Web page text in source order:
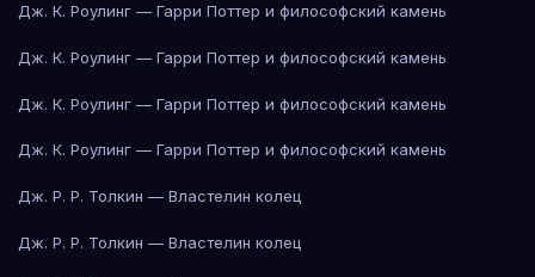
Дж. К. Роулинг — Гарри Поттер и философский камень
Дж. К. Роулинг — Гарри Поттер и философский камень
Дж. К. Роулинг — Гарри Поттер и философский камень
Дж. К. Роулинг — Гарри Поттер и философский камень
Дж. Р. Р. Толкин — Властелин колец
Дж. Р. Р. Толкин — Властелин колец